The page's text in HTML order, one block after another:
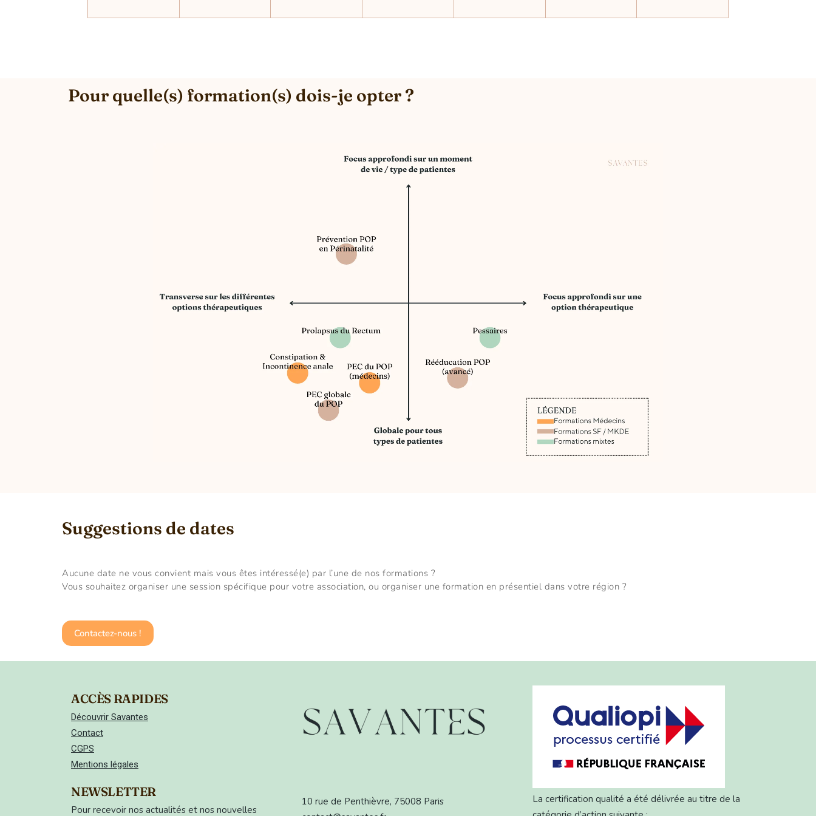
Pour quelle(s) formation(s) dois-je opter ?
Suggestions de dates
Aucune date ne vous convient mais vous êtes intéressé(e) par l’une de nos formations ?
Vous souhaitez organiser une session spécifique pour votre association, ou organiser une formation en présentiel dans votre région ?
Contactez-nous !
ACCÈS RAPIDES
Découvrir Savantes
Contact
CGPS
Mentions légales
NEWSLETTER
Pour recevoir nos actualités et nos nouvelles
10 rue de Penthièvre, 75008 Paris
La certification qualité a été délivrée au titre de la